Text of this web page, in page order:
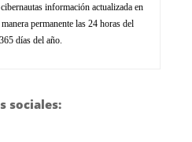
información actualizada en
permanente las 24 horas del
días del año.
sociales: